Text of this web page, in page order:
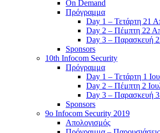
On Demand
Πρόγραμμα
Day 1 – Τετάρτη 21
Day 2 – Πέμπτη 22
Day 3 – Παρασκευή
Sponsors
10th Infocom Security
Πρόγραμμα
Day 1 – Τετάρτη 1
Day 2 – Πέμπτη 2
Day 3 – Παρασκευή 3
Sponsors
9ο Infocom Security 2019
Απολογισμός